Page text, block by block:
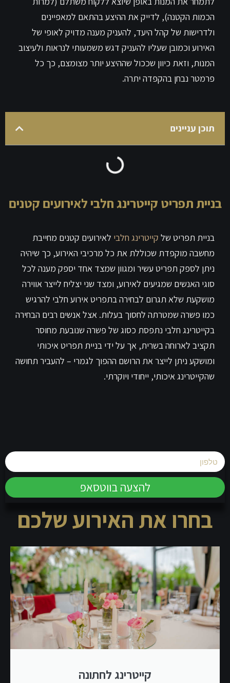
הכמות הקטנה), לדייק את ההיצע בהתאם למאפיינים
ולדרישות של קהל היעד, להעניק מענה מדויק לאופי של
האירוע וכמובן שעליו להעניק דגש משמעותי לנראות ולעיצוב
המנות, וזאת כיוון שככול שההיצע יותר מצומצם, כך כל
פרמטר נבחן בהקפדה יתרה.
תוכן עניינים
בניית תפריט קייטרינג חלבי לאירועים קטנים
בניית תפריט של קייטרינג חלבי לאירועים קטנים מחייבת
מחשבה מוקפדת שכוללת את כל מרכיבי האירוע, כך שיהיה
ניתן לספק תפריט עשיר ומגוון שמצד אחד יספק מענה לכל
סוגי האנשים שמגיעים לאירוע, ומצד שני יצליח לייצר אווירה
מושקעת שלא תגרום לבחירה בתפריט אירוע חלבי להרגיש
כמו פשרה שמטרתה לחסוך בעלות. אצל אנשים רבים הבחירה
בקייטרינג חלבי נתפסת כסוג של פשרה שנובעת מחוסר
תקציב לארוחה בשרית, אך על ידי בניית תפריט איכותי
ומושקע ניתן לייצר את הרושם ההפוך לגמרי – להעביר תחושה
שהקייטרינג איכותי, ייחודי ויוקרתי.
להצעה בווטסאפ
בחרו את האירוע שלכם
קייטרינג לחתונה